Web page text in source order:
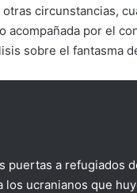
circunstancias,
por el
sobre el fantasma
puertas a refugiados
ucranianos que